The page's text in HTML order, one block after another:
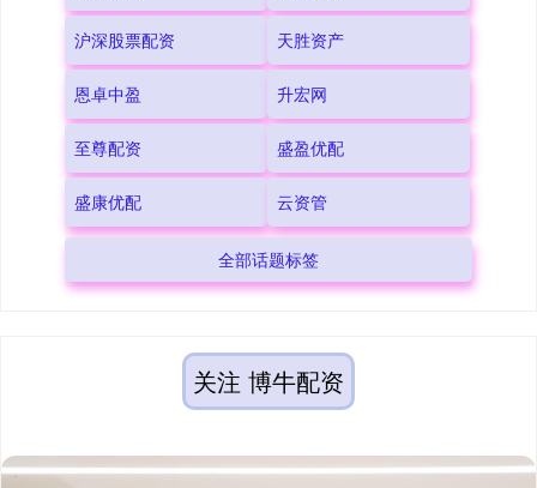
沪深股票配资 天胜资产
恩卓中盈 升宏网
至尊配资 盛盈优配
盛康优配 云资管
全部话题标签
关注 博牛配资